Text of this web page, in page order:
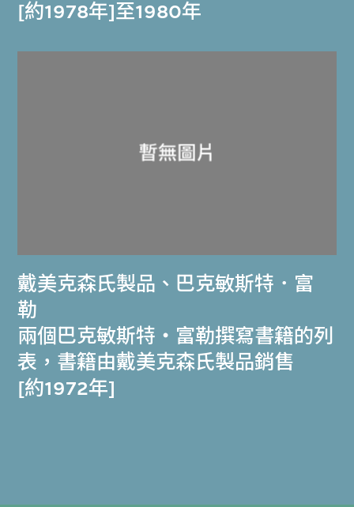
[約1978年]至1980年
戴美克森氏製品 、 巴克敏斯特．富
勒
兩個巴克敏斯特‧富勒撰寫書籍的列
表，書籍由戴美克森氏製品銷售
[約1972年]